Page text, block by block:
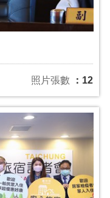
照片張數 ：12